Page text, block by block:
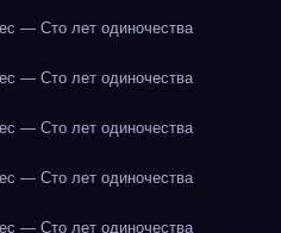
— Сто лет одиночества
— Сто лет одиночества
— Сто лет одиночества
— Сто лет одиночества
— Сто лет одиночества